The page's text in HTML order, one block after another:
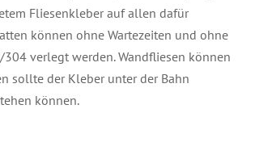
Fliesenkleber auf allen dafür
können ohne Wartezeiten und ohne
verlegt werden. Wandfliesen können
sollte der Kleber unter der Bahn
können.